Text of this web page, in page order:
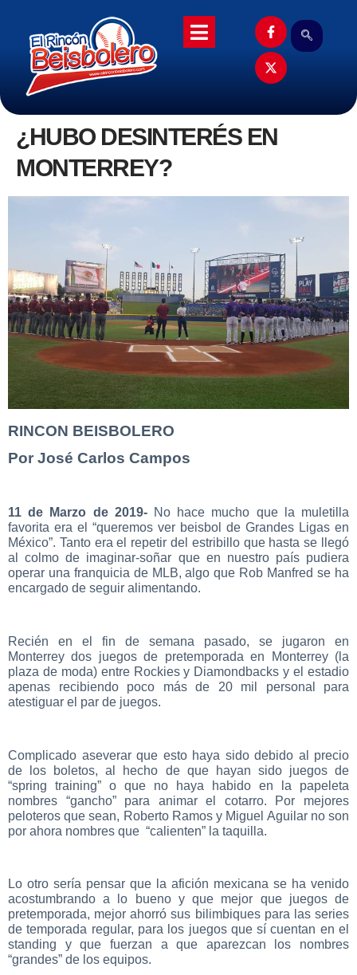
¿HUBO DESINTERÉS EN
MONTERREY?
RINCON BEISBOLERO
Por José Carlos Campos
11 de Marzo de 2019-No hace mucho que la muletilla
favorita era el “queremos ver beisbol de Grandes Ligas en
México”. Tanto era el repetir del estribillo que hasta se llegó
al colmo de imaginar-soñar que en nuestro país pudiera
operar una franquicia de MLB, algo que Rob Manfred se ha
encargado de seguir alimentando.
Recién en el fin de semana pasado, se jugaron en
Monterrey dos juegos de pretemporada en Monterrey (la
plaza de moda) entre Rockies y Diamondbacks y el estadio
apenas recibiendo poco más de 20 mil personal para
atestiguar el par de juegos.
Complicado aseverar que esto haya sido debido al precio
de los boletos, al hecho de que hayan sido juegos de
“spring training” o que no haya habido en la papeleta
nombres “gancho” para animar el cotarro. Por mejores
peloteros que sean, Roberto Ramos y Miguel Aguilar no son
por ahora nombres que “calienten” la taquilla.
Lo otro sería pensar que la afición mexicana se ha venido
acostumbrando a lo bueno y que mejor que juegos de
pretemporada, mejor ahorró sus bilimbiques para las series
de temporada regular, para los juegos que sí cuentan en el
standing y que fuerzan a que aparezcan los nombres
“grandes” de los equipos.